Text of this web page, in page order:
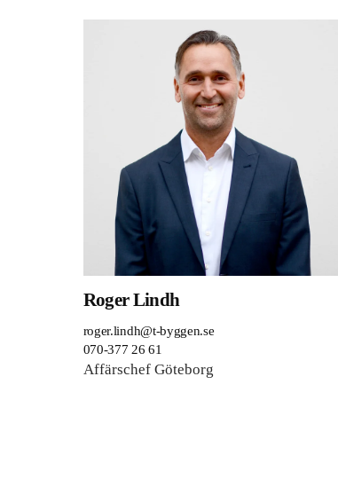
Roger Lindh
roger.lindh@t-byggen.se
070-377 26 61
Affärschef Göteborg